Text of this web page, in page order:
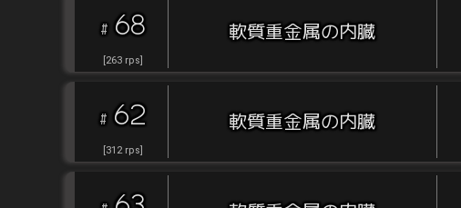
# 68
[263 rps]
軟質重金属の内臓
# 62
[312 rps]
軟質重金属の内臓